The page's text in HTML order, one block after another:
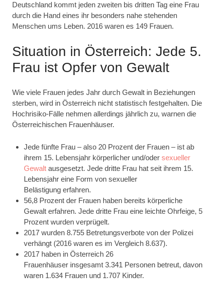
Deutschland kommt jeden zweiten bis dritten Tag eine Frau
durch die Hand eines ihr besonders nahe stehenden
Menschen ums Leben. 2016 waren es 149 Frauen.
Situation in Österreich: Jede 5.
Frau ist Opfer von Gewalt
Wie viele Frauen jedes Jahr durch Gewalt in Beziehungen
sterben, wird in Österreich nicht statistisch festgehalten. Die
Hochrisiko-Fälle nehmen allerdings jährlich zu, warnen die
Österreichischen Frauenhäuser.
Jede fünfte Frau – also 20 Prozent der Frauen – ist ab
ihrem 15. Lebensjahr körperlicher und/oder sexueller
Gewalt ausgesetzt. Jede dritte Frau hat seit ihrem 15.
Lebensjahr eine Form von sexueller
Belästigung erfahren.
56,8 Prozent der Frauen haben bereits körperliche
Gewalt erfahren. Jede dritte Frau eine leichte Ohrfeige, 5
Prozent wurden verprügelt.
2017 wurden 8.755 Betretungsverbote von der Polizei
verhängt (2016 waren es im Vergleich 8.637).
2017 haben in Österreich 26
Frauenhäuser insgesamt 3.341 Personen betreut, davon
waren 1.634 Frauen und 1.707 Kinder.